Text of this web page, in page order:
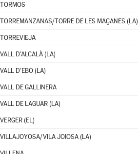
TORMOS
TORREMANZANAS/TORRE DE LES MAÇANES (LA)
TORREVIEJA
VALL D'ALCALÀ (LA)
VALL D'EBO (LA)
VALL DE GALLINERA
VALL DE LAGUAR (LA)
VERGER (EL)
VILLAJOYOSA/VILA JOIOSA (LA)